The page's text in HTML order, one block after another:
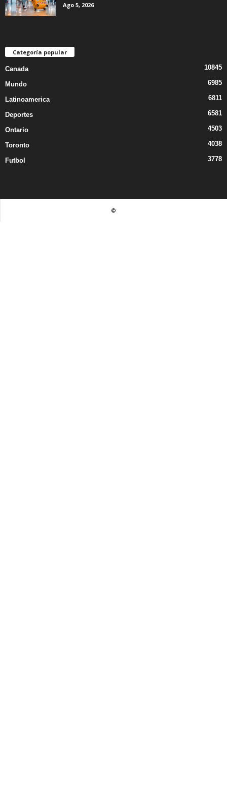
Ago 5, 2026
Categoría popular
Canada 10845
Mundo 6985
Latinoamerica 6811
Deportes 6581
Ontario 4503
Toronto 4038
Futbol 3778
©